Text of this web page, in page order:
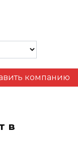
компанию
в